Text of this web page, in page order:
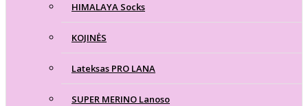
HIMALAYA Socks
KOJINĖS
Lateksas PRO LANA
SUPER MERINO Lanoso